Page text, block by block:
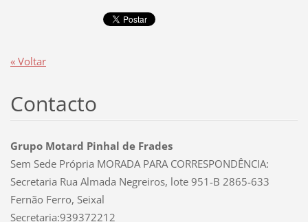
« Voltar
Contacto
Grupo Motard Pinhal de Frades
Sem Sede Própria MORADA PARA CORRESPONDÊNCIA:
Secretaria Rua Almada Negreiros, lote 951-B 2865-633
Fernão Ferro, Seixal
Secretaria:939372212